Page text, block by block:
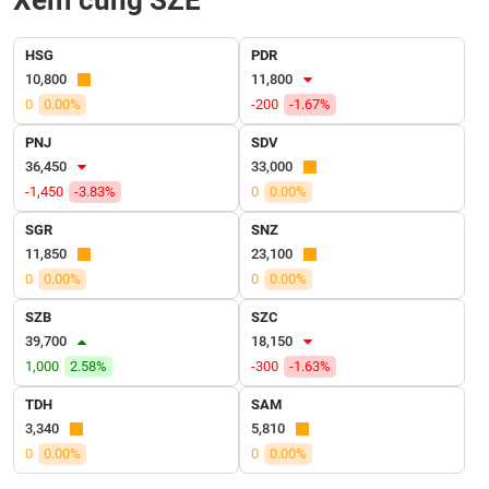
HSG
10,800
0
0.00%
PDR
11,800
-200
-1.67%
PNJ
36,450
-1,450
-3.83%
SDV
33,000
0
0.00%
SGR
11,850
0
0.00%
SNZ
23,100
0
0.00%
SZB
39,700
1,000
2.58%
SZC
18,150
-300
-1.63%
TDH
3,340
0
0.00%
SAM
5,810
0
0.00%
VỤ
THÔNG
TIỆN
ÍCH
BẤT
ĐỘNG
SẢN
Mã
chứng
khoán
(-)